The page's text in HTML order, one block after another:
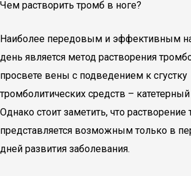
Чем растворить тромб в ноге?
Наиболее передовым и эффективным
день является метод растворения
просвете вены с подведением к сгустку
тромболитических средств –
Однако стоит заметить, что растворение
представляется возможным только в
дней развития заболевания.